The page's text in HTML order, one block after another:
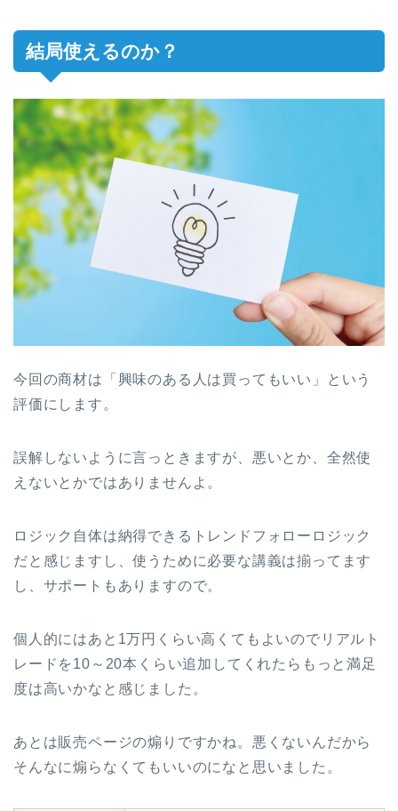
結局使えるのか？
今回の商材は「興味のある人は買ってもいい」という
評価にします。
誤解しないように言っときますが、悪いとか、全然使
えないとかではありませんよ。
ロジック自体は納得できるトレンドフォローロジック
だと感じますし、使うために必要な講義は揃ってます
し、サポートもありますので。
個人的にはあと1万円くらい高くてもよいのでリアルト
レードを10～20本くらい追加してくれたらもっと満足
度は高いかなと感じました。
あとは販売ページの煽りですかね。悪くないんだから
そんなに煽らなくてもいいのになと思いました。